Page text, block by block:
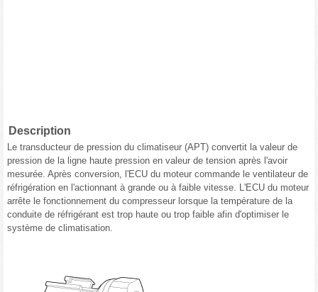
Description
Le transducteur de pression du climatiseur (APT) convertit la valeur de
pression de la ligne haute pression en valeur de tension après l'avoir
mesurée. Après conversion, l'ECU du moteur commande le ventilateur de
réfrigération en l'actionnant à grande ou à faible vitesse. L'ECU du moteur
arrête le fonctionnement du compresseur lorsque la température de la
conduite de réfrigérant est trop haute ou trop faible afin d'optimiser le
système de climatisation.